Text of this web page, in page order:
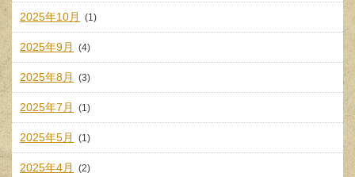
2025年10月 (1)
2025年9月 (4)
2025年8月 (3)
2025年7月 (1)
2025年5月 (1)
2025年4月 (2)